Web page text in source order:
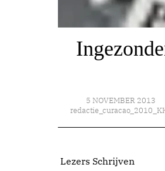
5 NOVEMBER 2013
Lezers Schrijven